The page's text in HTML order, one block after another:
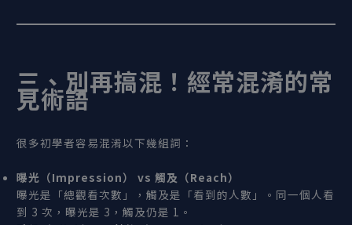
三、別再搞混！經常混淆的常
見術語
很多初學者容易混淆以下幾組詞：
曝光（Impression） vs觸及（Reach）
曝光是「總觀看次數」，觸及是「看到的人數」。同一個人看
到 3 次，曝光是 3，觸及仍是 1。